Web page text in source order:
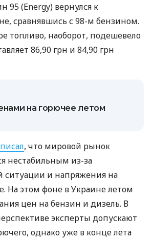
95 (Energy) вернулся к
сравнявшись с 98-м бензином.
топливо, наоборот, подешевело
86,90 грн и 84,90 грн
на горючее летом
писал, что мировой рынок
нестабильным из-за
ситуации и напряжения на
На этом фоне в Украине летом
цен на бензин и дизель. В
эксперты допускают
однако уже в конце лета